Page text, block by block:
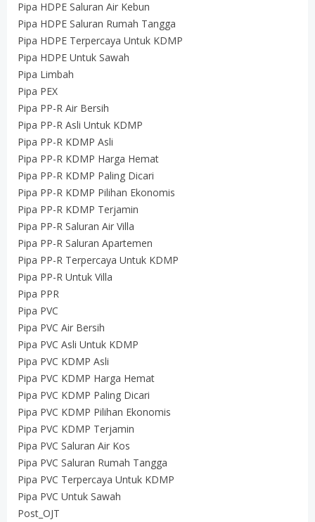
Pipa HDPE Saluran Air Kebun
Pipa HDPE Saluran Rumah Tangga
Pipa HDPE Terpercaya Untuk KDMP
Pipa HDPE Untuk Sawah
Pipa Limbah
Pipa PEX
Pipa PP-R Air Bersih
Pipa PP-R Asli Untuk KDMP
Pipa PP-R KDMP Asli
Pipa PP-R KDMP Harga Hemat
Pipa PP-R KDMP Paling Dicari
Pipa PP-R KDMP Pilihan Ekonomis
Pipa PP-R KDMP Terjamin
Pipa PP-R Saluran Air Villa
Pipa PP-R Saluran Apartemen
Pipa PP-R Terpercaya Untuk KDMP
Pipa PP-R Untuk Villa
Pipa PPR
Pipa PVC
Pipa PVC Air Bersih
Pipa PVC Asli Untuk KDMP
Pipa PVC KDMP Asli
Pipa PVC KDMP Harga Hemat
Pipa PVC KDMP Paling Dicari
Pipa PVC KDMP Pilihan Ekonomis
Pipa PVC KDMP Terjamin
Pipa PVC Saluran Air Kos
Pipa PVC Saluran Rumah Tangga
Pipa PVC Terpercaya Untuk KDMP
Pipa PVC Untuk Sawah
Post_OJT